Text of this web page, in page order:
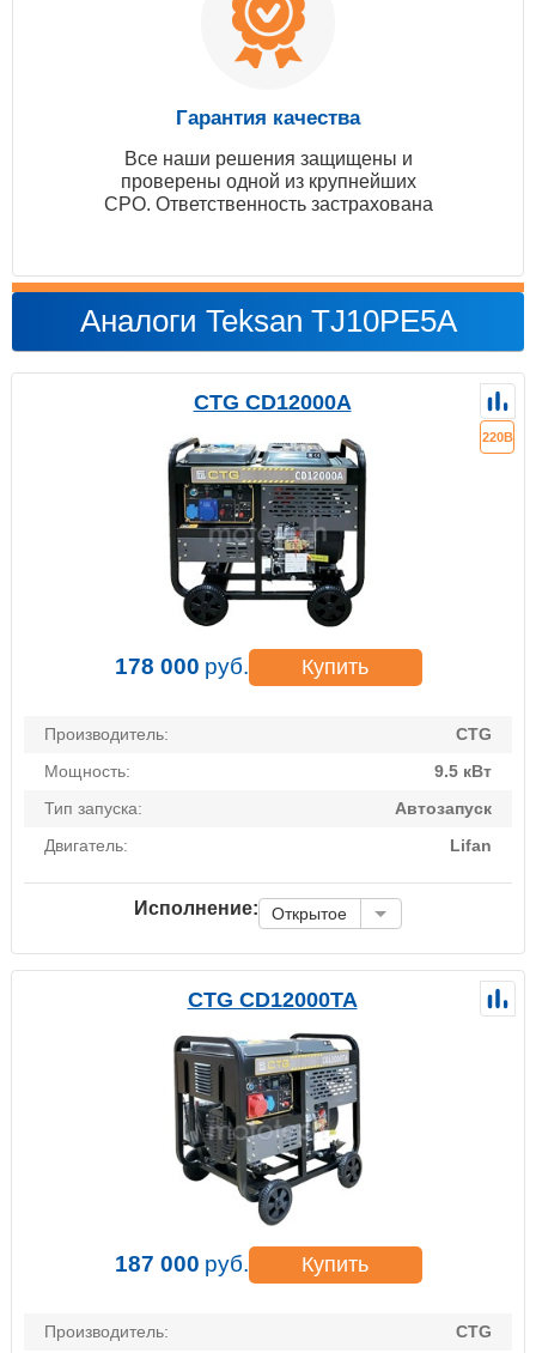
Гарантия качества
Все наши решения защищены и
проверены одной из крупнейших
СРО. Ответственность застрахована
Аналоги Teksan TJ10PE5A
CTG CD12000A
220В
178 000 руб. Купить
Производитель:
CTG
Мощность:
9.5 кВт
Тип запуска:
Автозапуск
Двигатель:
Lifan
Исполнение: Открытое
CTG CD12000TA
187 000 руб. Купить
Производитель:
CTG